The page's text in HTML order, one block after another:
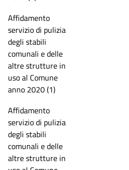
Affidamento
servizio di pulizia
degli stabili
comunali e delle
altre strutture in
uso al Comune
anno 2020 (1)
Affidamento
servizio di pulizia
degli stabili
comunali e delle
altre strutture in